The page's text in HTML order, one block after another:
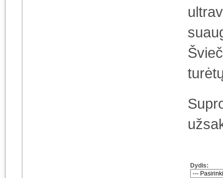
Dydis: